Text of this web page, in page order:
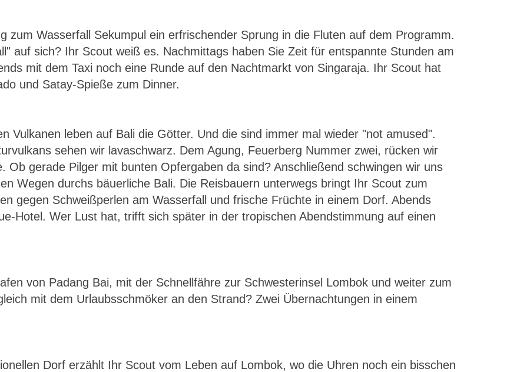
zum Wasserfall Sekumpul ein erfrischender Sprung in die Fluten auf dem Programm.
auf sich? Ihr Scout weiß es. Nachmittags haben Sie Zeit für entspannte Stunden am
mit dem Taxi noch eine Runde auf den Nachtmarkt von Singaraja. Ihr Scout hat
und Satay-Spieße zum Dinner.
Vulkanen leben auf Bali die Götter. Und die sind immer mal wieder "not amused".
sehen wir lavaschwarz. Dem Agung, Feuerberg Nummer zwei, rücken wir
Ob gerade Pilger mit bunten Opfergaben da sind? Anschließend schwingen wir uns
Wegen durchs bäuerliche Bali. Die Reisbauern unterwegs bringt Ihr Scout zum
gegen Schweißperlen am Wasserfall und frische Früchte in einem Dorf. Abends
Hotel. Wer Lust hat, trifft sich später in der tropischen Abendstimmung auf einen
von Padang Bai, mit der Schnellfähre zur Schwesterinsel Lombok und weiter zum
mit dem Urlaubsschmöker an den Strand? Zwei Übernachtungen in einem
Dorf erzählt Ihr Scout vom Leben auf Lombok, wo die Uhren noch ein bisschen